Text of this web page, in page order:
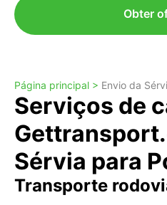
Obter
Página principal > Envio da
Serviços de
Sérvia para
Transporte